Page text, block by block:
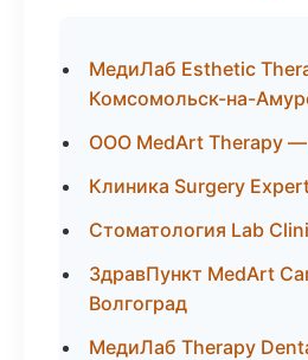
МедиЛаб Esthetic
Комсомольск-на-
ООО MedArt Therapy —
Клиника Surgery
Стоматология Lab
ЗдравПункт MedArt
Волгоград
МедиЛаб Therapy